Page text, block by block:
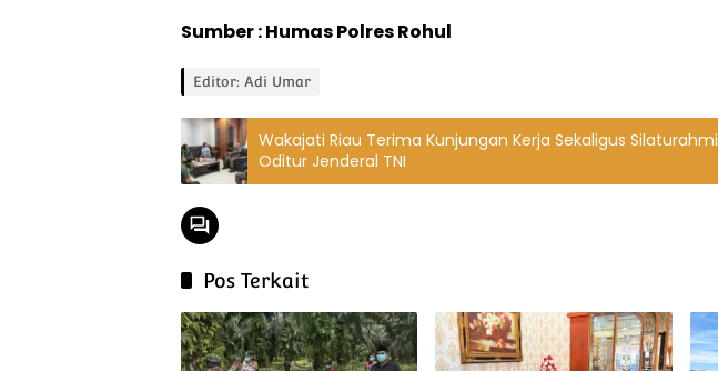
Sumber : Humas Polres Rohul
Editor: Adi Umar
Wakajati Riau Terima Kunjungan Kerja Sekaligus Silaturahmi
Oditur Jenderal TNI
Pos Terkait